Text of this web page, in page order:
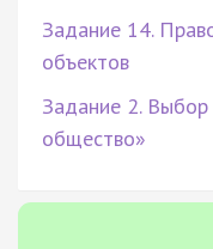
Задание 14.
объектов
Задание 2. Выбор
общество»